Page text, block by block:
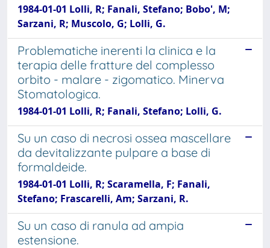
1984-01-01 Lolli, R; Fanali, Stefano; Bobo', M;
Sarzani, R; Muscolo, G; Lolli, G.
Problematiche inerenti la clinica e la
terapia delle fratture del complesso
orbito - malare - zigomatico. Minerva
Stomatologica.
1984-01-01 Lolli, R; Fanali, Stefano; Lolli, G.
Su un caso di necrosi ossea mascellare
da devitalizzante pulpare a base di
formaldeide.
1984-01-01 Lolli, R; Scaramella, F; Fanali,
Stefano; Frascarelli, Am; Sarzani, R.
Su un caso di ranula ad ampia
estensione.